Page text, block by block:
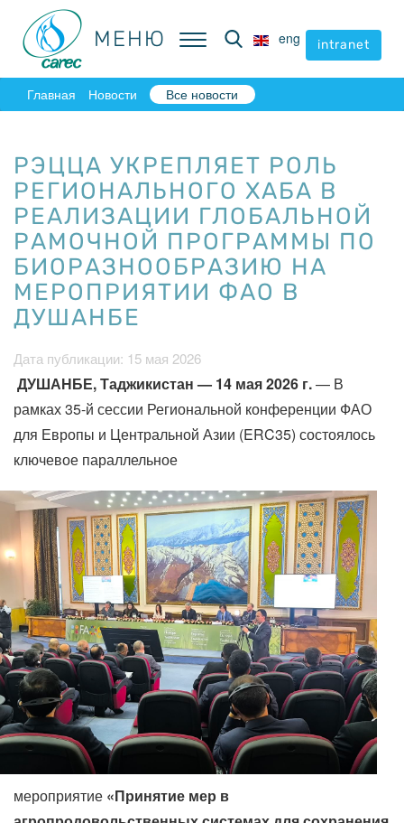
МЕНЮ eng intranet
МЕНЮ eng intranet
Главная Новости Все новости
РЭЦЦА УКРЕПЛЯЕТ РОЛЬ
РЕГИОНАЛЬНОГО ХАБА В
РЕАЛИЗАЦИИ ГЛОБАЛЬНОЙ
РАМОЧНОЙ ПРОГРАММЫ ПО
БИОРАЗНООБРАЗИЮ НА
МЕРОПРИЯТИИ ФАО В
ДУШАНБЕ
Дата публикации: 15 мая 2026
ДУШАНБЕ, Таджикистан — 14 мая 2026 г.— В
рамках 35-й сессии Региональной конференции ФАО
для Европы и Центральной Азии (ERC35) состоялось
ключевое параллельное
мероприятие «Принятие мер в